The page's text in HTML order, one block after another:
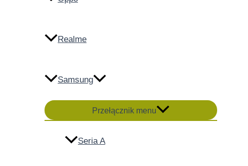
Realme
Samsung
Przełącznik menu
Seria A